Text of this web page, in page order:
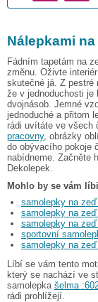
Nálepkami
Fádním tapetám na
změnu. Oživte
skutečné já. Z pestré
že v jednoduchosti je
dvojnásob. Jemné
jednoduché a přitom
rádi uvítáte ve všech
pracovny, obrázky
do obývacího pokoje
nabídneme. Začněte
Dekolepek.
Mohlo by se vám
samolepky na
samolepky na
samolepky na
sportovní
samolepky na
Líbí se vám tento
který se nachází ve
samolepka šelma
rádi prohlížejí.